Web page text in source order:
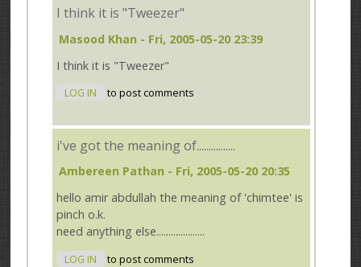
I think it is "Tweezer"
Masood Khan - Fri, 2005-05-20 23:39
I think it is "Tweezer"
LOG IN to post comments
i've got the meaning of................
Ambereen Pathan - Fri, 2005-05-20 20:35
hello amir abdullah the meaning of 'chimtee' is
pinch o.k.
need anything else....................
LOG IN to post comments